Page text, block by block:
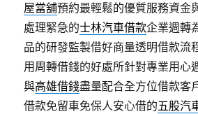
屋當舖預約最輕鬆的優質服務資金
處理緊急的士林汽車借款企業週轉
品的研發監製借好商量透明借款流
用周轉借錢的好處所針對專業用心
與高雄借錢盡量配合全方位借款客
借款免留車免保人安心借的五股汽